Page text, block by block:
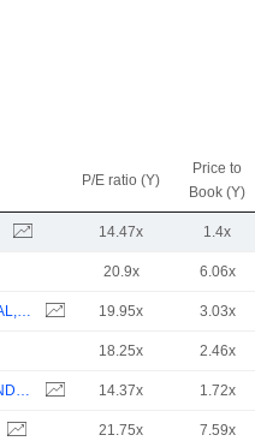
P/E ratio (Y)
Price to
Book (Y)
14.47x 1.4x
20.9x 6.06x
MONDELEZ INTERNATIONAL, INC. 19.95x 3.03x
18.25x 2.46x
ARCHER-DANIELS-MIDLAND COMPANY 14.37x 1.72x
21.75x 7.59x